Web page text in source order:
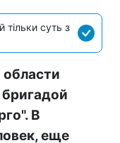
суть з
В
еще